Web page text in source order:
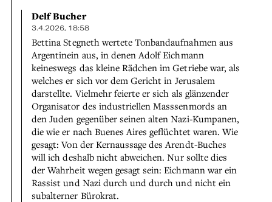
Delf Bucher
3.4.2026, 18:58
Bettina Stegneth wertete Tonbandaufnahmen aus
Argentinein aus, in denen Adolf Eichmann
keineswegs das kleine Rädchen im Getriebe war, als
welches er sich vor dem Gericht in Jerusalem
darstellte. Vielmehr feierte er sich als glänzender
Organisator des industriellen Masssenmords an
den Juden gegenüber seinen alten Nazi-Kumpanen,
die wie er nach Buenes Aires geflüchtet waren. Wie
gesagt: Von der Kernaussage des Arendt-Buches
will ich deshalb nicht abweichen. Nur sollte dies
der Wahrheit wegen gesagt sein: Eichmann war ein
Rassist und Nazi durch und durch und nicht ein
subalterner Bürokrat.